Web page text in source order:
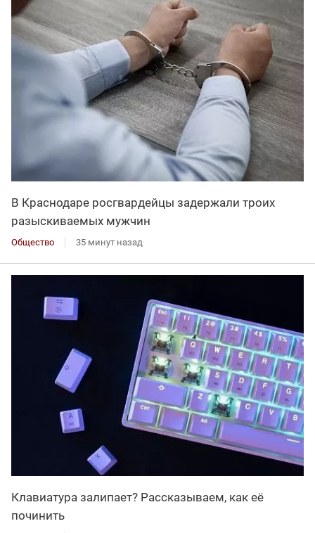
В Краснодаре росгвардейцы задержали троих
разыскиваемых мужчин
Общество 35 минут назад
Клавиатура залипает? Рассказываем, как её
починить